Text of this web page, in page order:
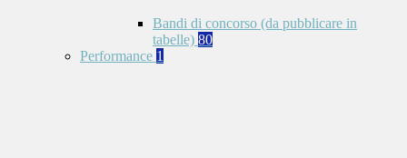
Bandi di concorso (da pubblicare in
tabelle) 80
Performance 1